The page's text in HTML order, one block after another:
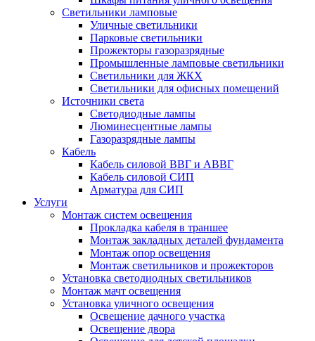
Светильники ламповые
Уличные светильники
Парковые светильники
Прожекторы газоразрядные
Промышленные ламповые светильники
Светильники для ЖКХ
Светильники для офисных помещений
Источники света
Светодиодные лампы
Люминесцентные лампы
Газоразрядные лампы
Кабель
Кабель силовой ВВГ и АВВГ
Кабель силовой СИП
Арматура для СИП
Услуги
Монтаж систем освещения
Прокладка кабеля в траншее
Монтаж закладных деталей фундамента
Монтаж опор освещения
Монтаж светильников и прожекторов
Установка светодиодных светильников
Монтаж мачт освещения
Установка уличного освещения
Освещение дачного участка
Освещение двора